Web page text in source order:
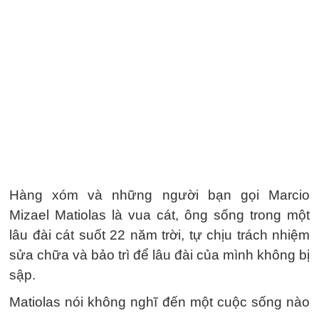
Hàng xóm và những người bạn gọi Marcio
Mizael Matiolas là vua cát, ông sống trong một
lâu đài cát suốt 22 năm trời, tự chịu trách nhiệm
sửa chữa và bảo trì để lâu đài của mình không bị
sập.
Matiolas nói không nghĩ đến một cuộc sống nào